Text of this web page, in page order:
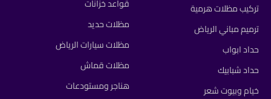
تركيب مظلات هرمية
ترميم مباني الرياض
حداد ابواب
حداد شبابيك
خيام وبيوت شعر
قواعد خزانات
مظلات حديد
مظلات سيارات الرياض
مظلات قماش
هناجر ومستودعات